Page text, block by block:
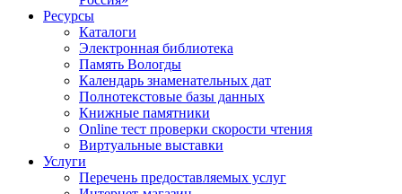
Ресурсы
Каталоги
Электронная библиотека
Память Вологды
Календарь знаменательных дат
Полнотекстовые базы данных
Книжные памятники
Online тест проверки скорости чтения
Виртуальные выставки
Услуги
Перечень предоставляемых услуг